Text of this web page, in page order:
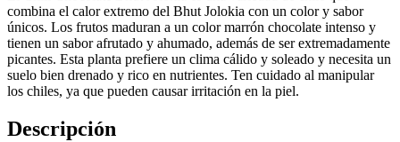
combina el calor extremo del Bhut Jolokia con un color y sabor
únicos. Los frutos maduran a un color marrón chocolate intenso y
tienen un sabor afrutado y ahumado, además de ser extremadamente
picantes. Esta planta prefiere un clima cálido y soleado y necesita un
suelo bien drenado y rico en nutrientes. Ten cuidado al manipular
los chiles, ya que pueden causar irritación en la piel.
Descripción